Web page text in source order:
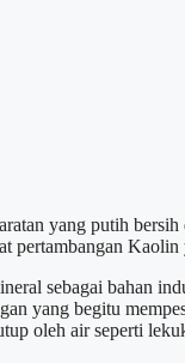
yang putih
pertambangan
sebagai bahan
yang begitu
oleh air seperti